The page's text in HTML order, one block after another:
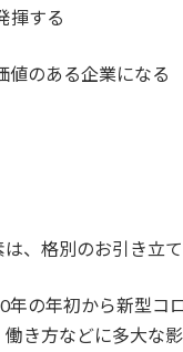
揮する
値のある企業になる
は、格別のお引き立
年の年初から新型コ
働き方などに多大な